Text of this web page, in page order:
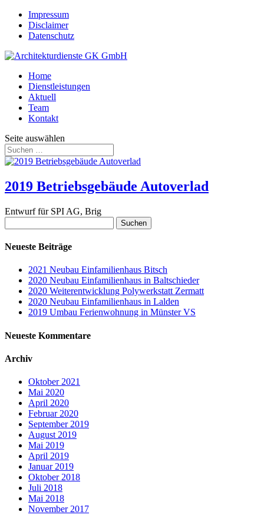
Impressum
Disclaimer
Datenschutz
Home
Dienstleistungen
Aktuell
Team
Kontakt
Seite auswählen
2019 Betriebsgebäude Autoverlad
Entwurf für SPI AG, Brig
nach:
Neueste Beiträge
2021 Neubau Einfamilienhaus Bitsch
2020 Neubau Einfamilienhaus in Baltschieder
2020 Weiterentwicklung Polywerkstatt Zermatt
2020 Neubau Einfamilienhaus in Lalden
2019 Umbau Ferienwohnung in Münster VS
Neueste Kommentare
Archiv
Oktober 2021
Mai 2020
April 2020
Februar 2020
September 2019
August 2019
Mai 2019
April 2019
Januar 2019
Oktober 2018
Juli 2018
Mai 2018
November 2017